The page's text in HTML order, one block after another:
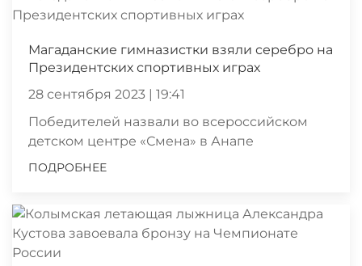
Магаданские гимназистки взяли серебро на
Президентских спортивных играх
28 сентября 2023 | 19:41
Победителей назвали во всероссийском
детском центре «Смена» в Анапе
ПОДРОБНЕЕ